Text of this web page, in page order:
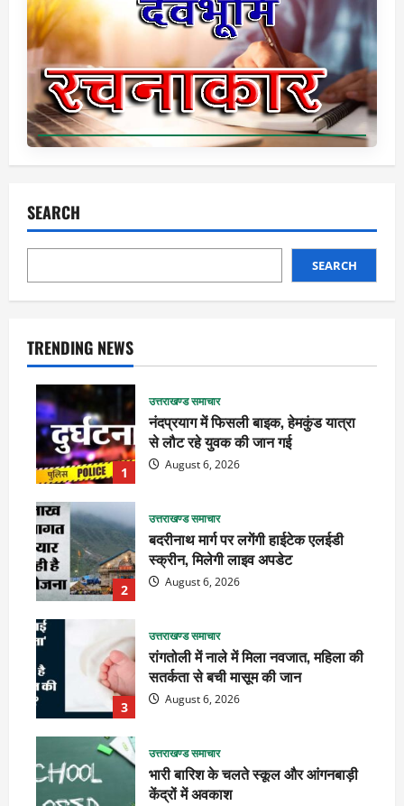
SEARCH
SEARCH
TRENDING NEWS
1
उत्तराखण्ड समाचार
नंदप्रयाग में फिसली बाइक, हेमकुंड यात्रा
से लौट रहे युवक की जान गई
August 6, 2026
2
उत्तराखण्ड समाचार
बदरीनाथ मार्ग पर लगेंगी हाईटेक एलईडी
स्क्रीन, मिलेगी लाइव अपडेट
August 6, 2026
3
उत्तराखण्ड समाचार
रांगतोली में नाले में मिला नवजात, महिला की
सतर्कता से बची मासूम की जान
August 6, 2026
उत्तराखण्ड समाचार
भारी बारिश के चलते स्कूल और आंगनबाड़ी
केंद्रों में अवकाश